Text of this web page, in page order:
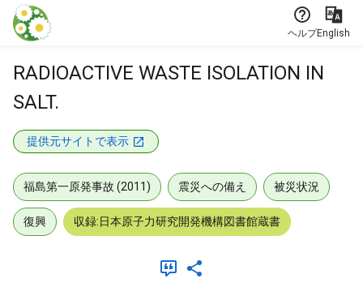
本文に飛ぶ
ヘルプEnglish
RADIOACTIVE WASTE ISOLATION IN
SALT.
提供元サイトで表示
福島第一原発事故 (2011) 震災への備え 被災状況
復興 収録:日本原子力研究開発機構図書館蔵書